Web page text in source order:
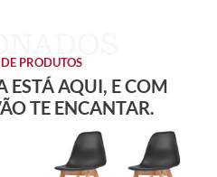
PRODUTOS
ESTÁ AQUI, E COM
TE ENCANTAR.